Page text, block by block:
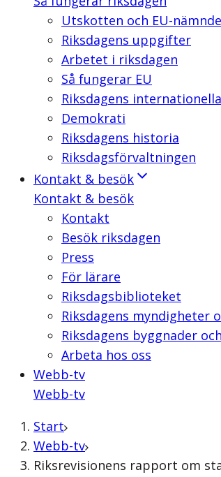
Utskotten och EU-
Riksdagens uppgifter
Arbetet i riksdagen
Så fungerar EU
Riksdagens
Demokrati
Riksdagens historia
Riksdagsförvaltningen
Kontakt & besök
Kontakt & besök
Kontakt
Besök riksdagen
Press
För lärare
Riksdagsbiblioteket
Riksdagens myndigheter
Riksdagens byggnader
Arbeta hos oss
Webb-tv
Webb-tv
Start
Webb-tv
Riksrevisionens rapport om